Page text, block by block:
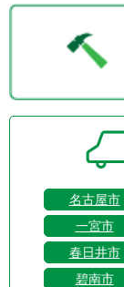
名古屋市
一宮市
春日井市
碧南市